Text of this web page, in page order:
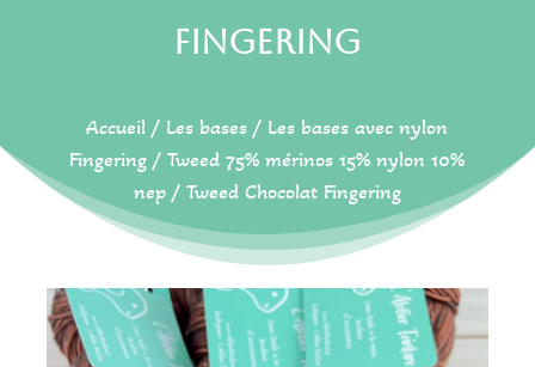
Fingering
Accueil / Les bases / Les bases avec nylon
Fingering /Tweed 75% mérinos 15% nylon 10%
nep/ Tweed Chocolat Fingering